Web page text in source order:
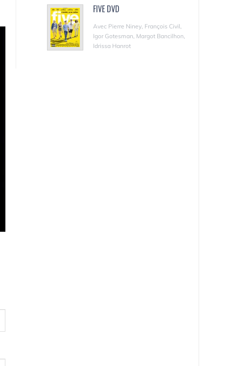
FIVE DVD
Avec Pierre Niney, François Civil,
Igor Gotesman, Margot Bancilhon,
Idrissa Hanrot